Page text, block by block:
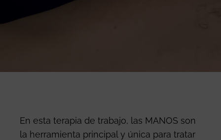
En esta terapia de trabajo, las MANOS son
la herramienta principal y única para tratar